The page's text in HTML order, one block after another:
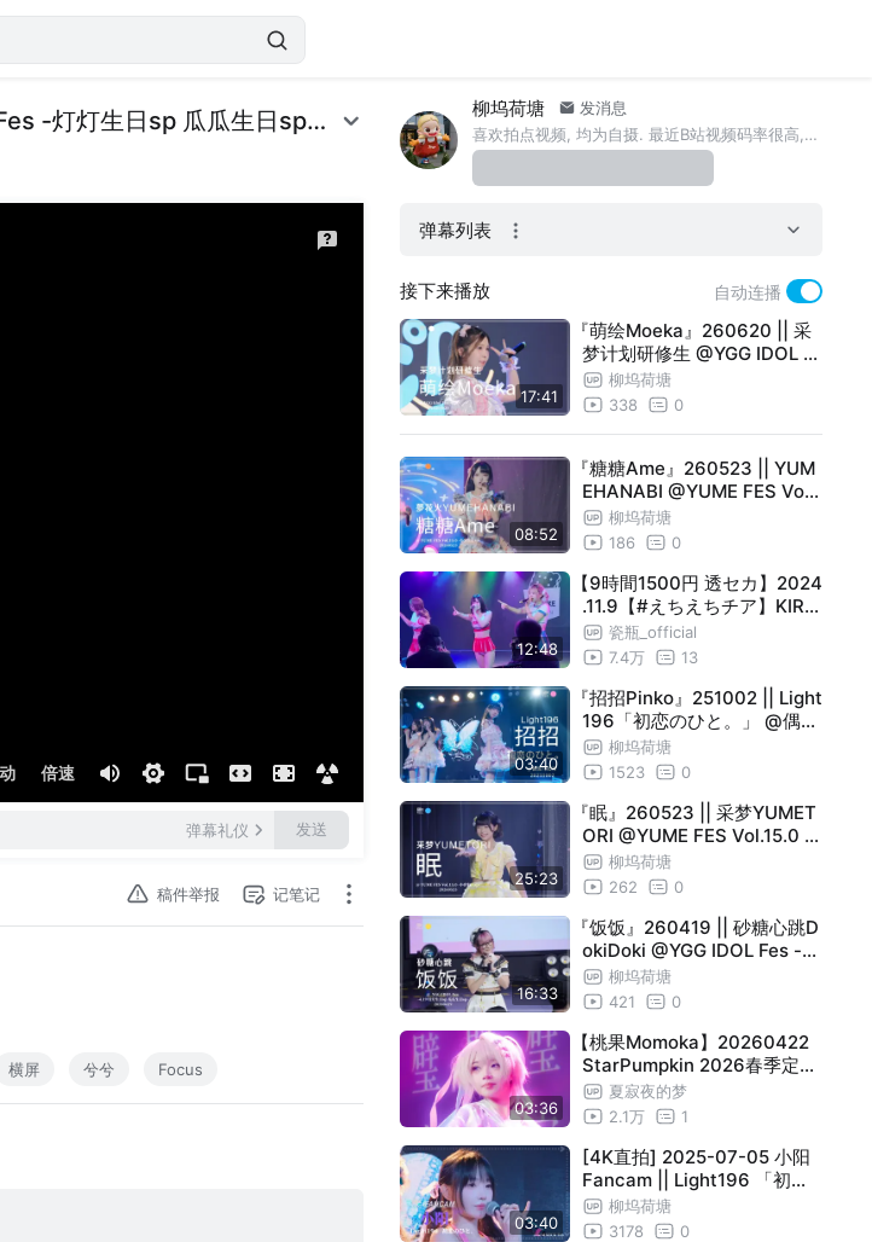
『兮兮Nako』260419 || 星屑物语「恋愛決壊警報」 @YGG IDOL Fes -灯灯生日sp 瓜瓜生日sp- || 4K 横屏直拍 Focus
倍速
弹幕礼仪 发送
稿件举报 记笔记
横屏 兮兮 Focus
柳坞荷塘
发消息
喜欢拍点视频, 均为自摄. 最近B站视频码率很高,各位尊贵的大会员如果4K60帧看视频卡顿, 请调至1080P60帧观看.
弹幕列表
接下来播放 自动连播
17:41
『萌绘Moeka』260620 || 采
梦计划研修生 @YGG IDOL F
ES || 4K 直拍 Focus
柳坞荷塘
338
0
08:52
『糖糖Ame』260523 || YUM
EHANABI @YUME FES Vol.1
5.0 -小容生日SP- || 4K 横屏
直拍 Focus
柳坞荷塘
186
0
12:48
【9時間1500円 透セカ】2024
.11.9【#えちえちチア】KIRA
KIRA リズム @新宿Biske
瓷瓶_official
7.4万
13
03:40
『招招Pinko』251002 || Light
196「初恋のひと。」 @偶像
乌托邦 || 4K 直拍 Focus 横屏
柳坞荷塘
1523
0
25:23
『眠』260523 || 采梦YUMET
ORI @YUME FES Vol.15.0 -
小容生日SP- || 4K 横屏直拍
Focus
柳坞荷塘
262
0
16:33
『饭饭』260419 || 砂糖心跳D
okiDoki @YGG IDOL Fes -灯
灯生日sp 瓜瓜生日sp- || 4K
横屏直拍 Focus
柳坞荷塘
421
0
03:36
【桃果Momoka】20260422
StarPumpkin 2026春季定期
公演 in Mask Stage - アイド
ルEn.Ver（YOASOBI）
夏寂夜的梦
2.1万
1
03:40
[4K直拍] 2025-07-05 小阳
Fancam || Light196 「初恋
のひと。」|| Gimmick Fes
柳坞荷塘
3178
0